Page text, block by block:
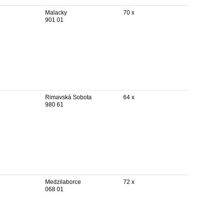
Malacky
901 01
70 x
Rimavská Sobota
980 61
64 x
Medzilaborce
068 01
72 x